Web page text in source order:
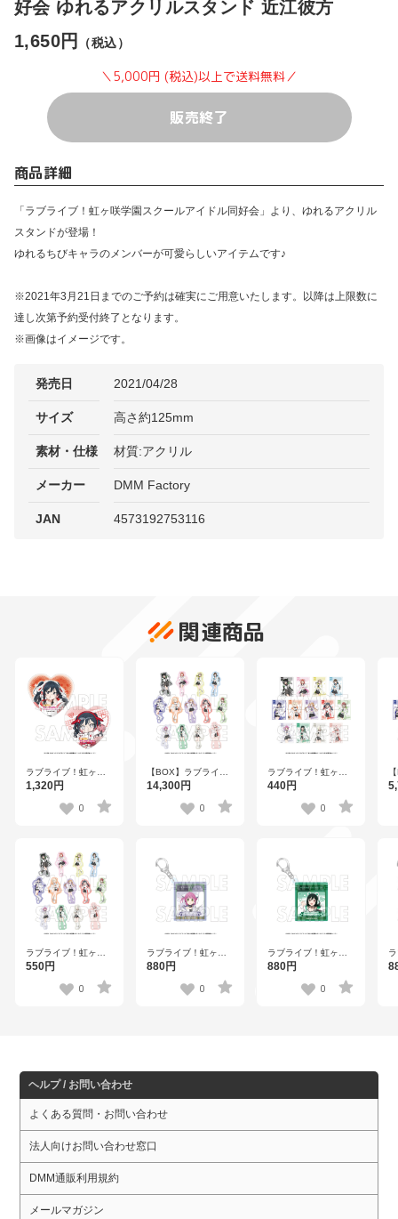
好会 ゆれるアクリルスタンド 近江彼方
1,650円
（税込）
＼5,000円 (税込)以上で送料無料／
販売終了
商品詳細
「ラブライブ！虹ヶ咲学園スクールアイドル同好会」より、ゆれるアクリル
スタンドが登場！
ゆれるちびキャラのメンバーが可愛らしいアイテムです♪
※2021年3月21日までのご予約は確実にご用意いたします。以降は上限数に
達し次第予約受付終了となります。
※画像はイメージです。
発売日 2021/04/28
サイズ 高さ約125mm
素材・仕様 材質:アクリル
メーカー DMM Factory
JAN 4573192753116
関連商品
ラブライブ！虹ヶ咲
学園スクールアイド
バッジセット 優木せ
つ菜【R1 2510】
1,320円
0
【BOX】ラブライ
ブ！虹ヶ咲学園スク
トレーディングステ
ッカー【R1 2510】
14,300円
0
ラブライブ！虹ヶ咲
学園スクールアイド
ングブロマイド【R1
2510】全13種
440円
0
ラブライブ！虹ヶ咲
学園スクールアイド
ングステッカー【R1
2510】全26種
550円
0
ラブライブ！虹ヶ咲
学園スクールアイド
ーホルダー 天王寺璃
奈【R1 2510】
880円
0
ラブライブ！虹ヶ咲
学園スクールアイド
ーホルダー 三船栞子
【R1 2510】
880円
0
ヘルプ / お問い合わせ
よくある質問・お問い合わせ
法人向けお問い合わせ窓口
DMM通販利用規約
メールマガジン